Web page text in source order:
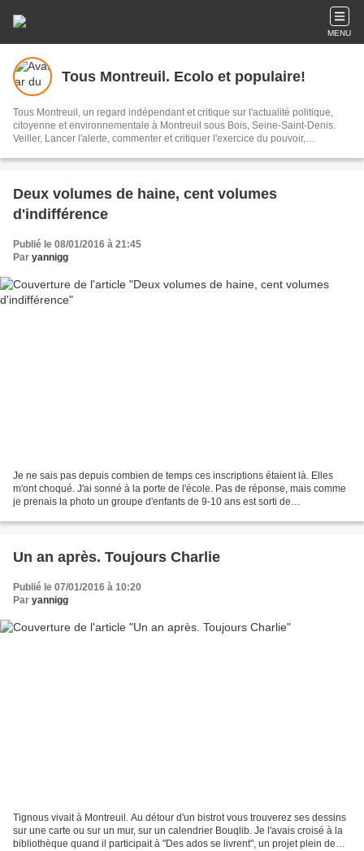
MENU
Tous Montreuil. Ecolo et populaire!
Tous Montreuil, un regard indépendant et critique sur l'actualité politique,
citoyenne et environnementale à Montreuil sous Bois, Seine-Saint-Denis.
Veiller, Lancer l'alerte, commenter et critiquer l'exercice du pouvoir,
Deux volumes de haine, cent volumes
d'indifférence
Publié le 08/01/2016 à 21:45
Par yannigg
Je ne sais pas depuis combien de temps ces inscriptions étaient là. Elles
m'ont choqué. J'ai sonné à la porte de l'école. Pas de réponse, mais comme
je prenais la photo un groupe d'enfants de 9-10 ans est sorti de
Un an après. Toujours Charlie
Publié le 07/01/2016 à 10:20
Par yannigg
Tignous vivait à Montreuil. Au détour d'un bistrot vous trouverez ses dessins
sur une carte ou sur un mur, sur un calendrier Bouqlib. Je l'avais croisé à la
bibliothèque quand il participait à "Des ados se livrent", un projet plein de